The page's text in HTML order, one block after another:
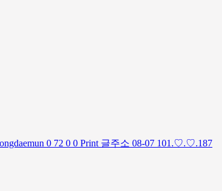
0 72 0 0 Print 글주소 08-07 101.♡.♡.187